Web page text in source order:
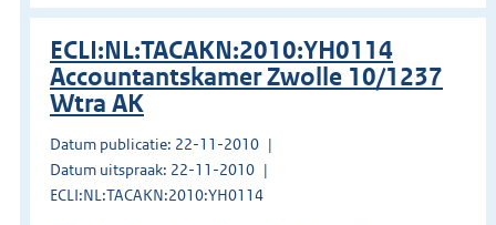
ECLI:NL:TACAKN:2010:YH0114
Accountantskamer Zwolle 10/1237
Wtra AK
Datum publicatie: 22-11-2010
Datum uitspraak: 22-11-2010
ECLI:NL:TACAKN:2010:YH0114